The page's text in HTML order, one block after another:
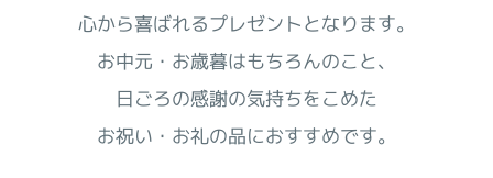
心から喜ばれるプレゼントとなります。
お中元・お歳暮はもちろんのこと、
日ごろの感謝の気持ちをこめた
お祝い・お礼の品におすすめです。